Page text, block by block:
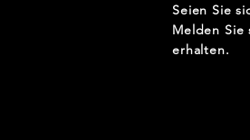
Seien Sie
Melden Sie
erhalten.